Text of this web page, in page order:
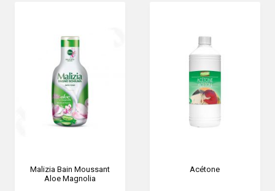
Malizia Bain Moussant
Aloe Magnolia
Acétone